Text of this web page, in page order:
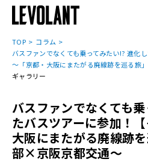
TOP
コラム
バスファンでなくても乗ってみたい!? 進化
～「京都・大阪にまたがる廃線跡を巡る旅
ギャラリー
バスファンでなくても
たバスツアーに参加！
大阪にまたがる廃線跡
部×京阪京都交通～